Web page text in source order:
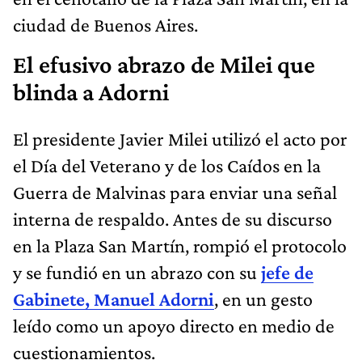
ciudad de Buenos Aires.
El efusivo abrazo de Milei que
blinda a Adorni
El presidente Javier Milei utilizó el acto por
el Día del Veterano y de los Caídos en la
Guerra de Malvinas para enviar una señal
interna de respaldo. Antes de su discurso
en la Plaza San Martín, rompió el protocolo
y se fundió en un abrazo con su jefe de
Gabinete, Manuel Adorni, en un gesto
leído como un apoyo directo en medio de
cuestionamientos.